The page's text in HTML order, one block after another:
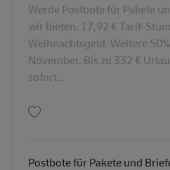
Werde Postbote für Pakete
wir bieten. 17,92 € Tarif-
Weihnachtsgeld. Weitere
November. Bis zu 332 €
sofort...
Postbote für Pakete und